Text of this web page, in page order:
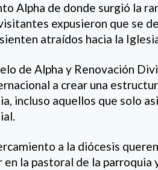
Alpha de donde surgió la
expusieron que se
atraídos hacia la
de Alpha y Renovación
a crear una
incluso aquellos que solo
a la diócesis
en la pastoral de la parroquia